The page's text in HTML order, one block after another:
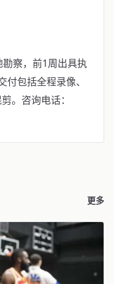
察，前1周出具执
包括全程录像、
。咨询电话：
更多